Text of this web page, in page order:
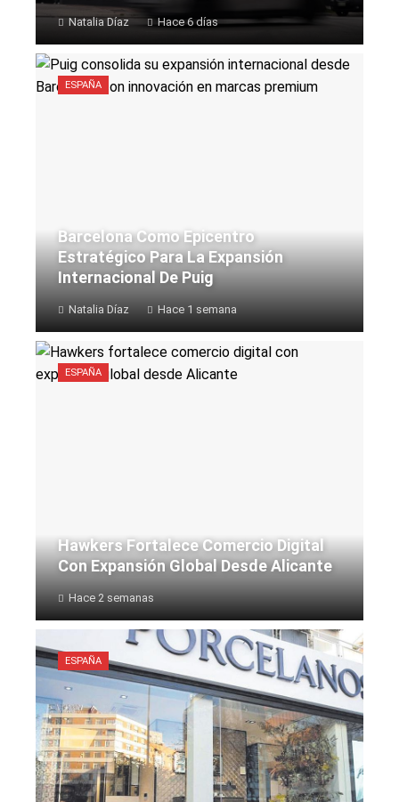
Natalia Díaz Hace 6 días
ESPAÑA
Barcelona Como Epicentro
Estratégico Para La Expansión
Internacional De Puig
Natalia Díaz Hace 1 semana
ESPAÑA
Hawkers Fortalece Comercio Digital
Con Expansión Global Desde Alicante
Hace 2 semanas
ESPAÑA